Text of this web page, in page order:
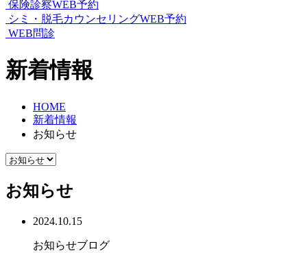
保険診察WEB予約
シミ・脱毛カウンセリングWEB予約
WEB問診
新着情報
HOME
新着情報
お知らせ
お知らせ
2024.10.15
お知らせブログ